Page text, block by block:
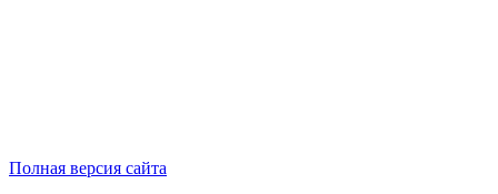
Полная версия сайта